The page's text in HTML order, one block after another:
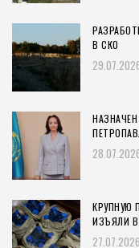
В СКО
КРУПНУЮ
ИЗЪЯЛИ
27.07.2026